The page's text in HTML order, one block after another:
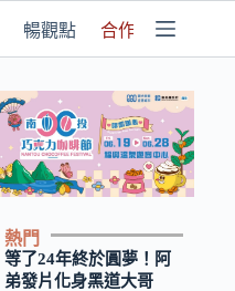
暢觀點 合作媒體
熱門
等了24年終於圓夢！阿
弟發片化身黑道大哥